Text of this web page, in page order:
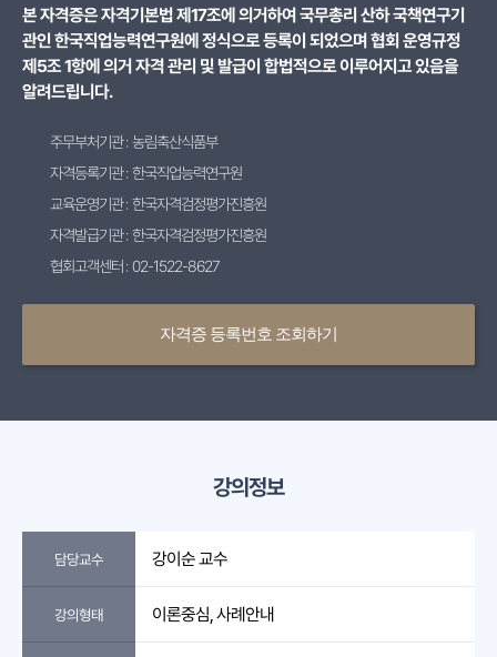
본 자격증은 자격기본법 제17조에 의거하여 국무총리 산하 국책연구기
관인 한국직업능력연구원에 정식으로 등록이 되었으며 협회 운영규정
제5조 1항에 의거 자격 관리 및 발급이 합법적으로 이루어지고 있음을
알려드립니다.
주무부처기관 : 농림축산식품부
자격등록기관 : 한국직업능력연구원
교육운영기관 : 한국자격검정평가진흥원
자격발급기관 : 한국자격검정평가진흥원
협회고객센터 : 02-1522-8627
자격증 등록번호 조회하기
강의정보
담당교수 강이순 교수
강의형태 이론중심, 사례안내